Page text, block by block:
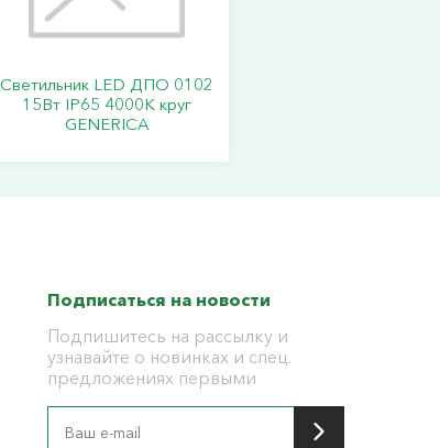
Светильник LED ДПО 0102
15Вт IP65 4000К круг
GENERICA
Подписаться на новости
Подпишитесь на рассылку и
узнавайте о новинках и спец.
предложениях первыми